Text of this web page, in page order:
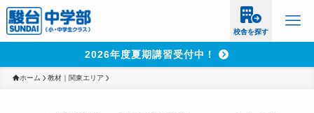
校舎を探す
2026年度夏期講習受付中！
ホーム 教材｜関東エリア